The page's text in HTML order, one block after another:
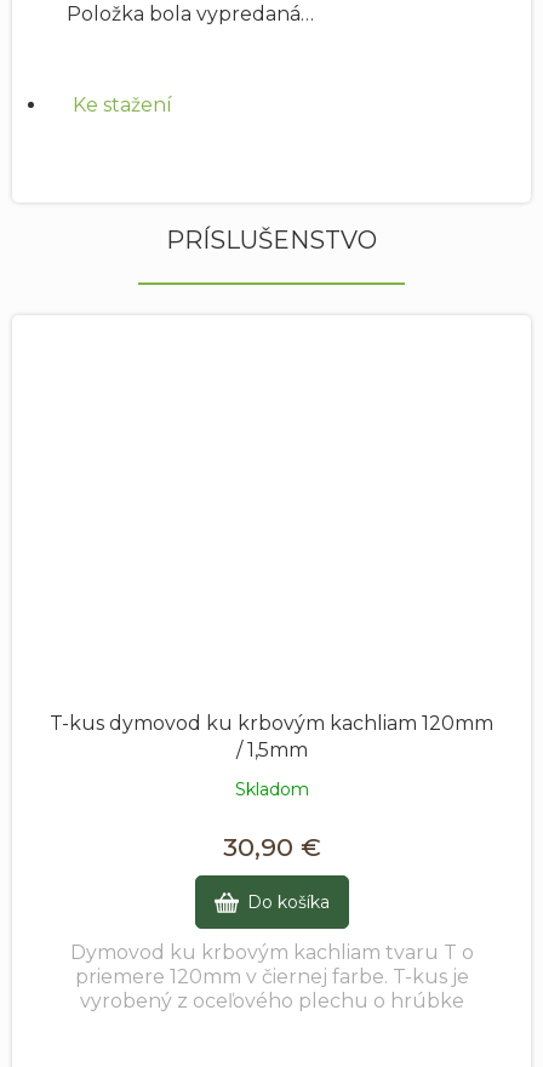
Položka bola vypredaná…
Ke stažení
PRÍSLUŠENSTVO
T-kus dymovod ku krbovým kachliam 120mm
/ 1,5mm
Skladom
30,90 €
Do košíka
Dymovod ku krbovým kachliam tvaru T o
priemere 120mm v čiernej farbe. T-kus je
vyrobený z oceľového plechu o hrúbke